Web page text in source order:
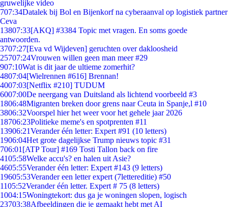
gruwelijke video
707:34Datalek bij Bol en Bijenkorf na cyberaanval op logistiek partner
Ceva
13807:33[AKQ] #3384 Topic met vragen. En soms goede
antwoorden.
3707:27[Eva vd Wijdeven] geruchten over dakloosheid
25707:24Vrouwen willen geen man meer #29
907:10Wat is dit jaar de ultieme zomerhit?
4807:04[Wielrennen #616] Brennan!
4007:03[Netflix #210] TUDUM
6007:00De neergang van Duitsland als lichtend voorbeeld #3
1806:48Migranten breken door grens naar Ceuta in Spanje,l #10
3806:32Voorspel hier het weer voor het gehele jaar 2026
18706:23Politieke meme's en spotprenten #11
13906:21Verander één letter: Expert #91 (10 letters)
1906:04Het grote dagelijkse Trump nieuws topic #31
706:01 [ATP Tour] #169 Tosti Tallon back on fire
4105:58Welke accu's? en halen uit Asie?
4605:55Verander één letter: Expert #143 (9 letters)
19605:53Verander een letter expert (7lettereditie) #50
1105:52Verander één letter. Expert # 75 (8 letters)
1004:15Woningtekort: dus ga je woningen slopen, logisch
23703:38Afbeeldingen die je gemaakt hebt met AI